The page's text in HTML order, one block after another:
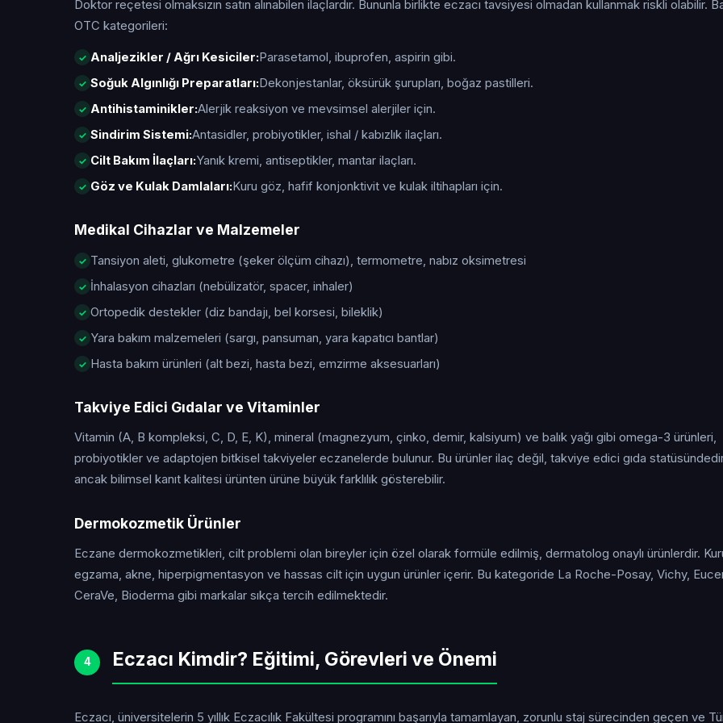
Doktor reçetesi olmaksızın satın alınabilen ilaçlardır. Bununla birlikte eczacı tavsiyesi olmadan kullanmak riskli olabilir.
OTC kategorileri:
Analjezikler / Ağrı Kesiciler:Parasetamol, ibuprofen, aspirin gibi.
Soğuk Algınlığı Preparatları:Dekonjestanlar, öksürük şurupları, boğaz pastilleri.
Antihistaminikler:Alerjik reaksiyon ve mevsimsel alerjiler için.
Sindirim Sistemi:Antasidler, probiyotikler, ishal / kabızlık ilaçları.
Cilt Bakım İlaçları:Yanık kremi, antiseptikler, mantar ilaçları.
Göz ve Kulak Damlaları:Kuru göz, hafif konjonktivit ve kulak iltihapları için.
Medikal Cihazlar ve Malzemeler
Tansiyon aleti, glukometre (şeker ölçüm cihazı), termometre, nabız oksimetresi
İnhalasyon cihazları (nebülizatör, spacer, inhaler)
Ortopedik destekler (diz bandajı, bel korsesi, bileklik)
Yara bakım malzemeleri (sargı, pansuman, yara kapatıcı bantlar)
Hasta bakım ürünleri (alt bezi, hasta bezi, emzirme aksesuarları)
Takviye Edici Gıdalar ve Vitaminler
Vitamin (A, B kompleksi, C, D, E, K), mineral (magnezyum, çinko, demir, kalsiyum) ve balık yağı gibi omega-3 ürünleri,
probiyotikler ve adaptojen bitkisel takviyeler eczanelerde bulunur. Bu ürünler ilaç değil, takviye edici gıda
ancak bilimsel kanıt kalitesi ürünten ürüne büyük farklılık gösterebilir.
Dermokozmetik Ürünler
Eczane dermokozmetikleri, cilt problemi olan bireyler için özel olarak formüle edilmiş, dermatolog onaylı ürünlerdir.
egzama, akne, hiperpigmentasyon ve hassas cilt için uygun ürünler içerir. Bu kategoride La Roche-Posay, Vichy,
CeraVe, Bioderma gibi markalar sıkça tercih edilmektedir.
4 Eczacı Kimdir? Eğitimi, Görevleri ve Önemi
Eczacı, üniversitelerin 5 yıllık Eczacılık Fakültesi programını başarıyla tamamlayan, zorunlu staj sürecinden geçen ve